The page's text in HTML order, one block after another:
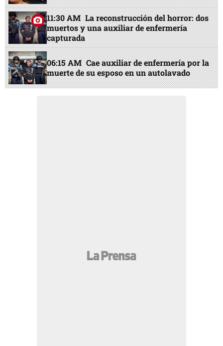
11:30 AM La reconstrucción del horror: dos
muertos y una auxiliar de enfermería
capturada
06:15 AM Cae auxiliar de enfermería por la
muerte de su esposo en un autolavado